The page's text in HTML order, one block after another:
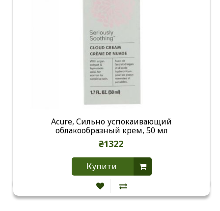
Acure, Сильно успокаивающий
облакообразный крем, 50 мл
₴1322
Купити